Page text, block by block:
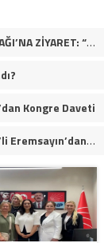
MHP BEYLİKDÜZÜ’NDEN BİZİMKENT TAKSİ DURAĞI’NA ZİYARET: “ESNAFIMIZIN YANINDAYIZ”
Kongre Daveti
Direksiyonda Başkan Var: Beylikdüzü’nde MHP’li Eremsayın’dan Esnafa Tam Destek!